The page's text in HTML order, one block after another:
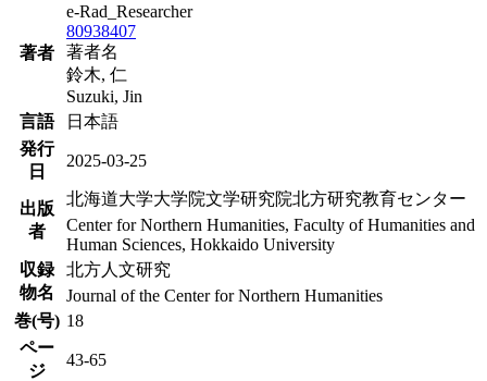
著者
e-Rad_Researcher
80938407
著者名
鈴木, 仁
Suzuki, Jin
言語
日本語
発行
日
2025-03-25
出版
者
北海道大学大学院文学研究院北方研究教育センター
Center for Northern Humanities, Faculty of Humanities and
Human Sciences, Hokkaido University
収録
物名
北方人文研究
Journal of the Center for Northern Humanities
巻(号) 18
ペー
ジ
43-65